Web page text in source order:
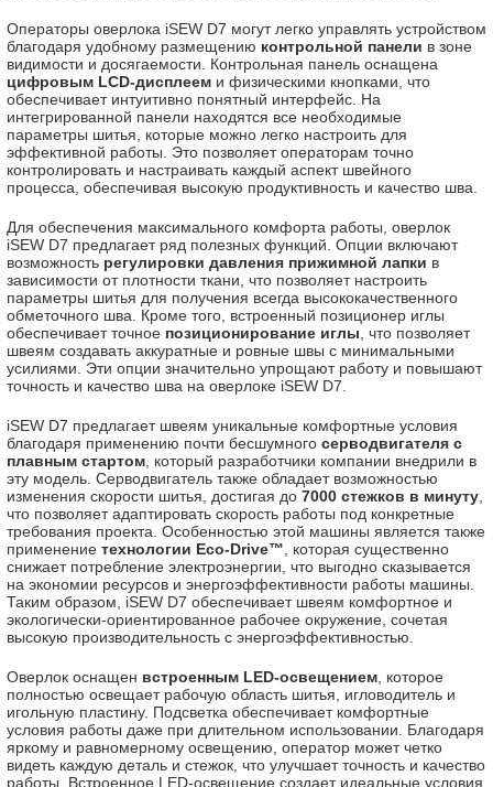
Операторы оверлока iSEW D7 могут легко управлять устройством
благодаря удобному размещению контрольной панели в зоне
видимости и досягаемости. Контрольная панель оснащена
цифровым LCD-дисплеем и физическими кнопками, что
обеспечивает интуитивно понятный интерфейс. На
интегрированной панели находятся все необходимые
параметры шитья, которые можно легко настроить для
эффективной работы. Это позволяет операторам точно
контролировать и настраивать каждый аспект швейного
процесса, обеспечивая высокую продуктивность и качество шва.
Для обеспечения максимального комфорта работы, оверлок
iSEW D7 предлагает ряд полезных функций. Опции включают
возможность регулировки давления прижимной лапки в
зависимости от плотности ткани, что позволяет настроить
параметры шитья для получения всегда высококачественного
обметочного шва. Кроме того, встроенный позиционер иглы
обеспечивает точное позиционирование иглы , что позволяет
швеям создавать аккуратные и ровные швы с минимальными
усилиями. Эти опции значительно упрощают работу и повышают
точность и качество шва на оверлоке iSEW D7.
iSEW D7 предлагает швеям уникальные комфортные условия
благодаря применению почти бесшумного серводвигателя с
плавным стартом , который разработчики компании внедрили в
эту модель. Серводвигатель также обладает возможностью
изменения скорости шитья, достигая до 7000 стежков в минуту
что позволяет адаптировать скорость работы под конкретные
требования проекта. Особенностью этой машины является также
применение технологии Eco-Drive™ , которая существенно
снижает потребление электроэнергии, что выгодно сказывается
на экономии ресурсов и энергоэффективности работы машины.
Таким образом, iSEW D7 обеспечивает швеям комфортное и
экологически-ориентированное рабочее окружение, сочетая
высокую производительность с энергоэффективностью.
Оверлок оснащен встроенным LED-освещением , которое
полностью освещает рабочую область шитья, игловодитель и
игольную пластину. Подсветка обеспечивает комфортные
условия работы даже при длительном использовании. Благодаря
яркому и равномерному освещению, оператор может четко
видеть каждую деталь и стежок, что улучшает точность и качество
работы. Встроенное LED-освещение создает идеальные условия